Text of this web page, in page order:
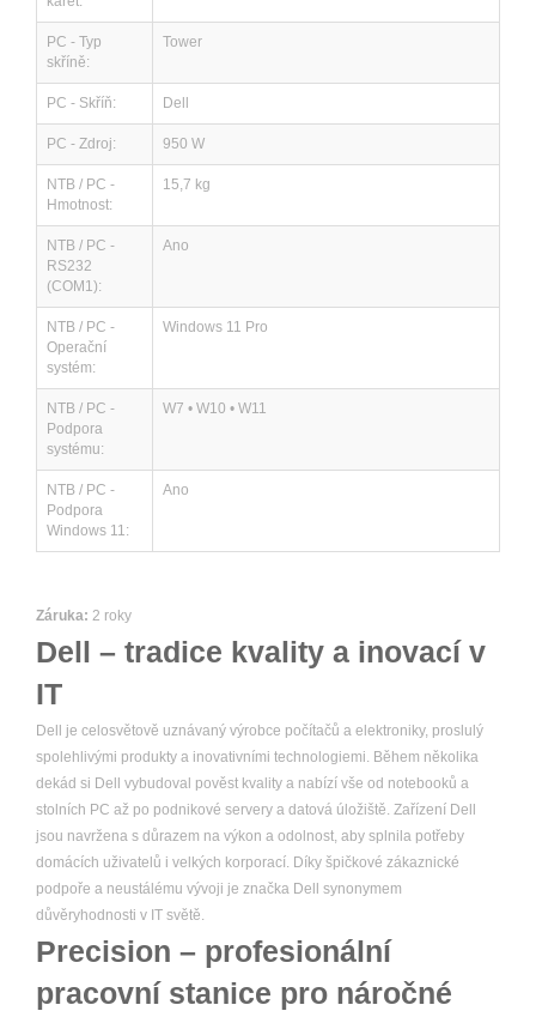
PC - Typ
skříně:
Tower
PC - Skříň: Dell
PC - Zdroj: 950 W
NTB / PC -
Hmotnost:
15,7 kg
NTB / PC -
RS232
(COM1):
Ano
NTB / PC -
Operační
systém:
Windows 11 Pro
NTB / PC -
Podpora
systému:
W7 • W10 • W11
NTB / PC -
Podpora
Windows 11:
Ano
Záruka: 2 roky
Dell – tradice kvality a inovací v
IT
Dell je celosvětově uznávaný výrobce počítačů a elektroniky, proslulý
spolehlivými produkty a inovativními technologiemi. Během několika
dekád si Dell vybudoval pověst kvality a nabízí vše od notebooků a
stolních PC až po podnikové servery a datová úložiště. Zařízení Dell
jsou navržena s důrazem na výkon a odolnost, aby splnila potřeby
domácích uživatelů i velkých korporací. Díky špičkové zákaznické
podpoře a neustálému vývoji je značka Dell synonymem
důvěryhodnosti v IT světě.
Precision – profesionální
pracovní stanice pro náročné